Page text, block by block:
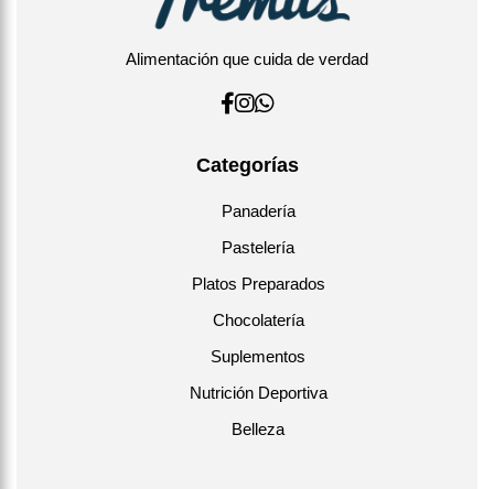
Alimentación que cuida de verdad
Categorías
Panadería
Pastelería
Platos Preparados
Chocolatería
Suplementos
Nutrición Deportiva
Belleza